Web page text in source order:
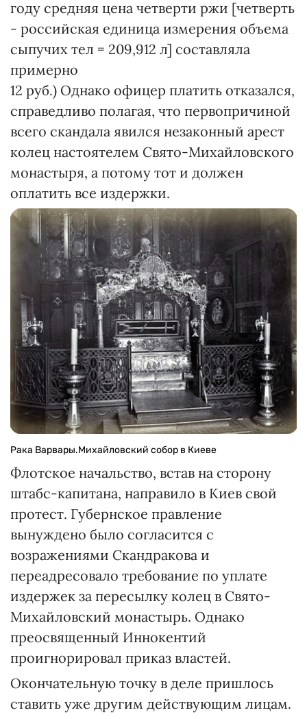
году средняя цена четверти ржи [четверть
- российская единица измерения объема
сыпучих тел = 209,912 л] составляла
примерно
12 руб.) Однако офицер платить отказался,
справедливо полагая, что первопричиной
всего скандала явился незаконный арест
колец настоятелем Свято-Михайловского
монастыря, а потому тот и должен
оплатить все издержки.
Рака Варвары.Михайловский собор в Киеве
Флотское начальство, встав на сторону
штабс-капитана, направило в Киев свой
протест. Губернское правление
вынуждено было согласится с
возражениями Скандракова и
переадресовало требование по уплате
издержек за пересылку колец в Свято-
Михайловский монастырь. Однако
преосвященный Иннокентий
проигнорировал приказ властей.
Окончательную точку в деле пришлось
ставить уже другим действующим лицам.